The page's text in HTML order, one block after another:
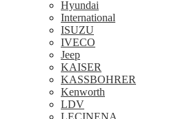
Hyundai
International
ISUZU
IVECO
Jeep
KAISER
KASSBOHRER
Kenworth
LDV
LECINENA